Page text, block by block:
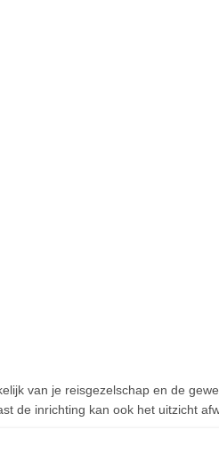
van je reisgezelschap en de
de inrichting kan ook het uitzicht